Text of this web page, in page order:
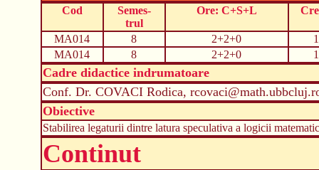
Cod
Semes-
trul
Ore: C+S+L
MA014 8 2+2+0
MA014
8 2+2+0
Cadre didactice indrumatoare
Conf. Dr. COVACI Rodica,
Obiective
Stabilirea legaturii dintre latura speculativa a logicii
Continut